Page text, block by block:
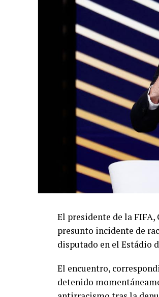
El presidente de la
presunto incidente de
disputado en el Estádio
El encuentro,
detenido